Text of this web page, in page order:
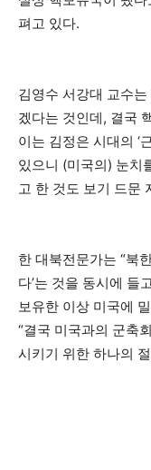
펴고 있다.
김영수 서강대 교수
겠다는 것인데, 결국
이는 김정은 시대의 ‘
있으니 (미국의) 눈치
고 한 것도 보기 드문
한 대북전문가는 “북
다’는 것을 동시에 들
보유한 이상 미국에
“결국 미국과의 군축
시키기 위한 하나의